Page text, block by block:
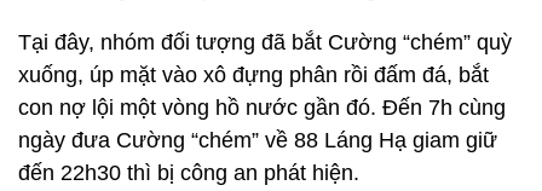
Tại đây, nhóm đối tượng đã bắt Cường “chém” quỳ
xuống, úp mặt vào xô đựng phân rồi đấm đá, bắt
con nợ lội một vòng hồ nước gần đó. Đến 7h cùng
ngày đưa Cường “chém” về 88 Láng Hạ giam giữ
đến 22h30 thì bị công an phát hiện.